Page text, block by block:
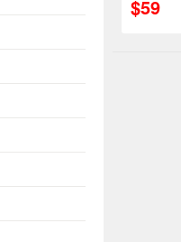
$59